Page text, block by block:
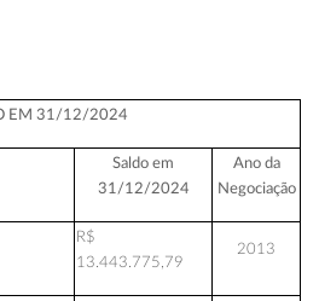
EM 31/12/2024
Saldo em
31/12/2024
Ano da
Negociação
R$
13.443.775,79
2013